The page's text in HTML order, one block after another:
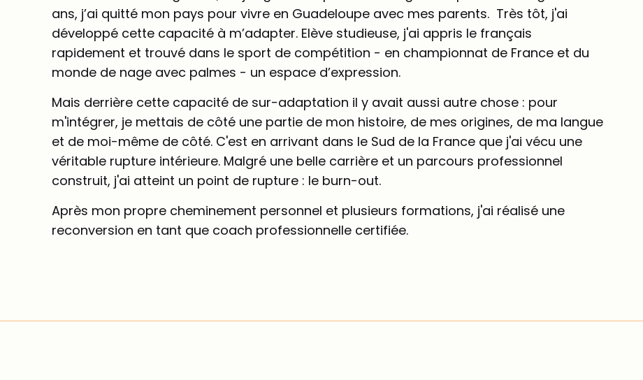
ans, j’ai quitté mon pays pour vivre en Guadeloupe avec mes parents. Très tôt, j'ai
développé cette capacité à m’adapter. Elève studieuse, j'ai appris le français
rapidement et trouvé dans le sport de compétition - en championnat de France et du
monde de nage avec palmes - un espace d’expression.
Mais derrière cette capacité de sur-adaptation il y avait aussi autre chose : pour
m'intégrer, je mettais de côté une partie de mon histoire, de mes origines, de ma langue
et de moi-même de côté. C'est en arrivant dans le Sud de la France que j'ai vécu une
véritable rupture intérieure. Malgré une belle carrière et un parcours professionnel
construit, j'ai atteint un point de rupture : le burn-out.
Après mon propre cheminement personnel et plusieurs formations, j'ai réalisé une
reconversion en tant que coach professionnelle certifiée.